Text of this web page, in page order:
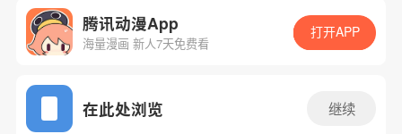
腾讯动漫App
海量漫画 新人7天免费看
打开APP
在此处浏览 继续
网站备案/许可证号：粤B2-20090059-5
Copyright©1998 - 2026 Tencent. All Rights Reserved